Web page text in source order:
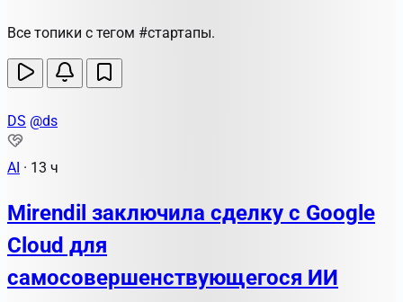
Все топики с тегом #стартапы.
DS @ds
AI · 13 ч
Mirendil заключила сделку с Google
Cloud для
самосовершенствующегося ИИ